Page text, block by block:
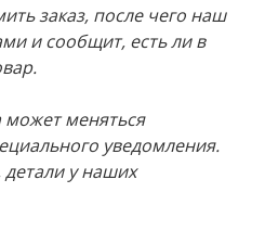
заказ, после чего наш
и сообщит, есть ли в
может меняться
уведомления.
у наших